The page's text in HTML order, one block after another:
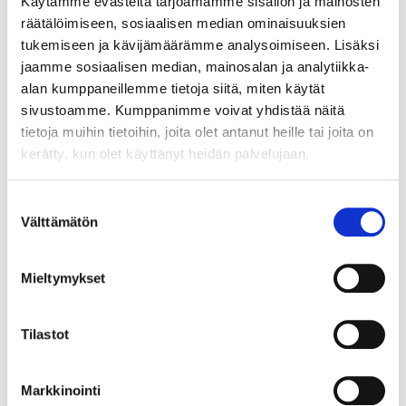
räätälöimiseen, sosiaalisen median ominaisuuksien
tukemiseen ja kävijämäärämme analysoimiseen. Lisäksi
jaamme sosiaalisen median, mainosalan ja analytiikka-
alan kumppaneillemme tietoja siitä, miten käytät
sivustoamme. Kumppanimme voivat yhdistää näitä
tietoja muihin tietoihin, joita olet antanut heille tai joita on
kerätty, kun olet käyttänyt heidän palvelujaan.
valinta
Välttämätön
Mieltymykset
Tilastot
Markkinointi
ROLLER KISKOT 500/16 ANTRASIITTI 16MM
RUNGOLLE SOFT TUMMAN H.
Roller antrasiitin sävyiset runkokiskot 500mm syvänä. Soft
roll ominaisuus takaa hiljaisen liikeradan. 16 mm
runkoleveydelle (korotus 19,5mm/kisko, rungon sisämitalle
x68 +/-1mm).
LUE LISÄÄ »
073323
RUNGOLLE SOFT T.HARM
roll ominaisuus takaa hiljaisen liikeradan. 18-19 mm
runkoleveydelle (korotus 16,5mm/kisko, rungon sisämitalle